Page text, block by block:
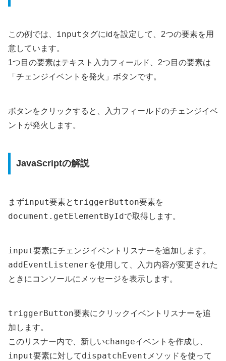
この例では、 input タグにidを設定して、2つの要素を用
意しています。
1つ目の要素はテキスト入力フィールド、2つ目の要素は
「チェンジイベントを発火」ボタンです。
ボタンをクリックすると、入力フィールドのチェンジイベ
ントが発火します。
JavaScriptの解説
まずinput要素と triggerButton要素を
document.getElementByIdで取得します。
input要素にチェンジイベントリスナーを追加します。
addEventListenerを使用して、入力内容が変更された
ときにコンソールにメッセージを表示します。
triggerButton要素にクリックイベントリスナーを追
加します。
このリスナー内で、新しいchangeイベントを作成し、
input要素に対してdispatchEvent メソッドを使って